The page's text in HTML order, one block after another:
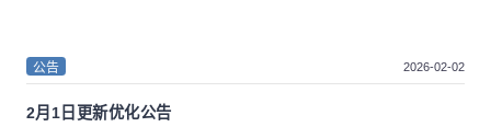
公告 2026-02-02
2月1日更新优化公告